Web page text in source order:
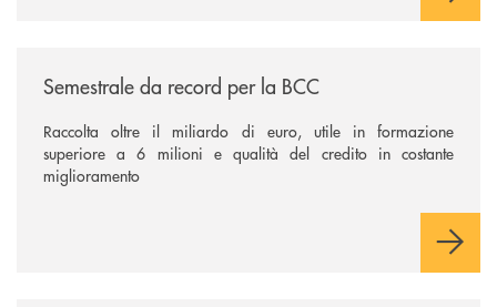
Semestrale da record per la BCC
Raccolta oltre il miliardo di euro, utile in formazione
superiore a 6 milioni e qualità del credito in costante
miglioramento